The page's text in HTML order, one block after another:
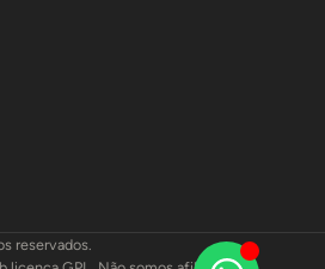
reservados.